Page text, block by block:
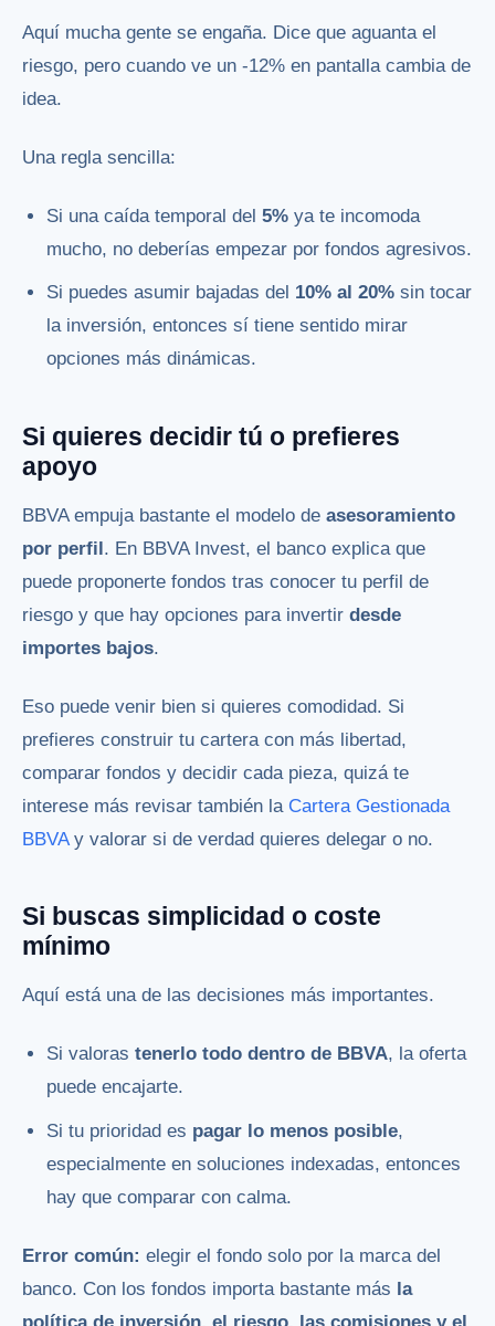
Aquí mucha gente se engaña. Dice que aguanta el
riesgo, pero cuando ve un -12% en pantalla cambia de
idea.
Una regla sencilla:
Si una caída temporal del5% ya te incomoda
mucho, no deberías empezar por fondos agresivos.
Si puedes asumir bajadas del 10% al 20% sin tocar
la inversión, entonces sí tiene sentido mirar
opciones más dinámicas.
Si quieres decidir tú o prefieres
apoyo
BBVA empuja bastante el modelo de asesoramiento
por perfil. En BBVA Invest, el banco explica que
puede proponerte fondos tras conocer tu perfil de
riesgo y que hay opciones para invertir desde
importes bajos.
Eso puede venir bien si quieres comodidad. Si
prefieres construir tu cartera con más libertad,
comparar fondos y decidir cada pieza, quizá te
interese más revisar también la Cartera Gestionada
BBVAy valorar si de verdad quieres delegar o no.
Si buscas simplicidad o coste
mínimo
Aquí está una de las decisiones más importantes.
Si valorastenerlo todo dentro de BBVA, la oferta
puede encajarte.
Si tu prioridad es pagar lo menos posible,
especialmente en soluciones indexadas, entonces
hay que comparar con calma.
Error común: elegir el fondo solo por la marca del
banco. Con los fondos importa bastante más la
política de inversión, el riesgo, las comisiones y el